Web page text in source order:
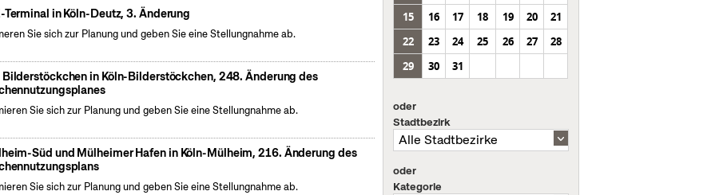
Terminal in Köln-Deutz, 3. Änderung
Sie sich zur Planung und geben Sie eine Stellungnahme ab.
in Köln-Bilderstöckchen, 248. Änderung des
Sie sich zur Planung und geben Sie eine Stellungnahme ab.
Süd und Mülheimer Hafen in Köln-Mülheim, 216. Änderung des
Sie sich zur Planung und geben Sie eine Stellungnahme ab.
15
16 17 18 19 20
21
22
23 24 25 26 27
28
29
30 31
oder
Stadtbezirk
oder
Kategorie